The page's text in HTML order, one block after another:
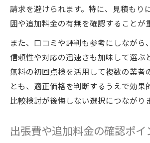
請求を避けられます。特に、見積もり
囲や追加料金の有無を確認することが
また、口コミや評判も参考にしながら
信頼性や対応の迅速さも加味して選ぶ
無料の初回点検を活用して複数の業者
とも、適正価格を判断するうえで効果
比較検討が後悔しない選択につながり
出張費や追加料金の確認ポイ